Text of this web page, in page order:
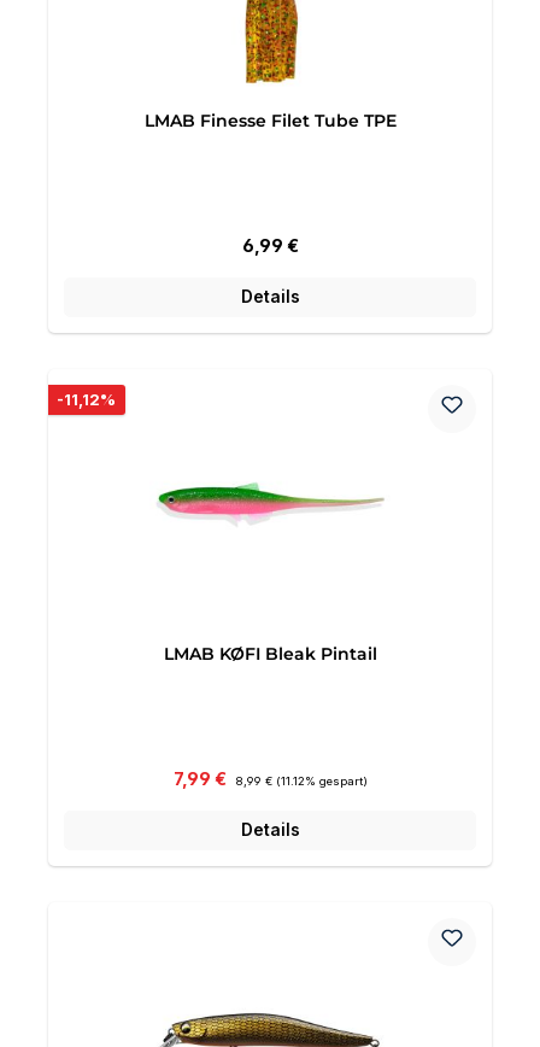
LMAB Finesse Filet Tube TPE
Regulärer Preis:
6,99 €
Details
-11,12%
LMAB KØFI Bleak Pintail
Verkaufspreis:
7,99 € 8,99 € (11.12% gespart)
Details